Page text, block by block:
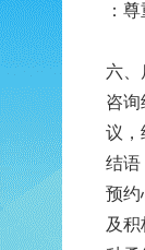
：
六、
咨
议，
结语
预约
及